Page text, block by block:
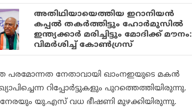
അതിഥിയായെത്തിയ ഇറാനിയന്‍
കപ്പല്‍ തകര്‍ത്തിട്ടും ഹോര്‍മുസില്‍
ഇന്ത്യക്കാര്‍ മരിച്ചിട്ടും മോദിക്ക് മൗനം:
വിമര്‍ശിച്ച് കോണ്‍ഗ്രസ്
പരമോന്നത നേതാവായി ഖാംനഇയുടെ മകന്‍
റിപ്പോര്‍ട്ടുകളും പുറത്തെത്തിയിരുന്നു.
യു.എസ് വധ ഭീഷണി മുഴക്കിയിരുന്നു.